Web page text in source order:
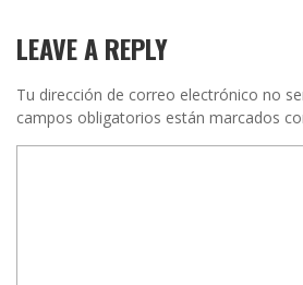
LEAVE A REPLY
Tu dirección de correo electrónico no
campos obligatorios están marcados